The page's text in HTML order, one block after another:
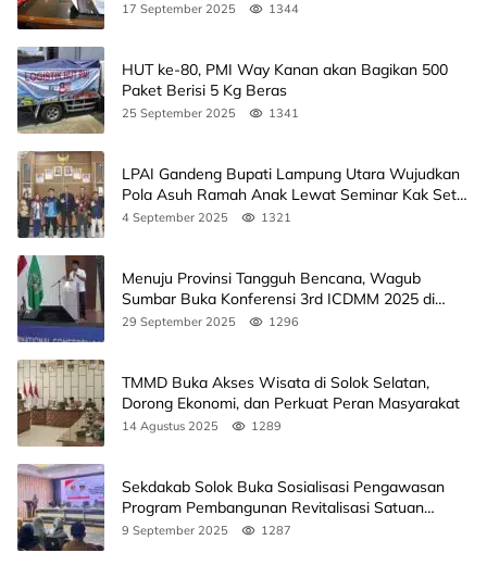
17 September 2025 1344
HUT ke-80, PMI Way Kanan akan Bagikan 500
Paket Berisi 5 Kg Beras
25 September 2025 1341
LPAI Gandeng Bupati Lampung Utara Wujudkan
Pola Asuh Ramah Anak Lewat Seminar Kak Seto,
Ini Jadwalnya
4 September 2025 1321
Menuju Provinsi Tangguh Bencana, Wagub
Sumbar Buka Konferensi 3rd ICDMM 2025 di
Unand
29 September 2025 1296
TMMD Buka Akses Wisata di Solok Selatan,
Dorong Ekonomi, dan Perkuat Peran Masyarakat
14 Agustus 2025 1289
Sekdakab Solok Buka Sosialisasi Pengawasan
Program Pembangunan Revitalisasi Satuan
Pendidikan
9 September 2025 1287